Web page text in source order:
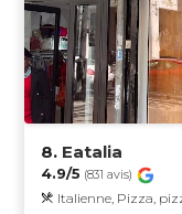
8. Eatalia
4.9/5 (831 avis)
Italienne, Pizza,